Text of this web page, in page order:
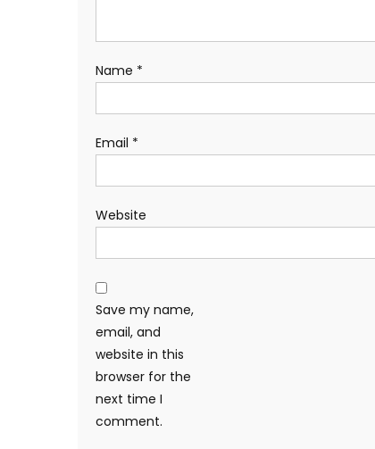
Name *
Email *
Website
Save my name,
email, and
website in this
browser for the
next time I
comment.